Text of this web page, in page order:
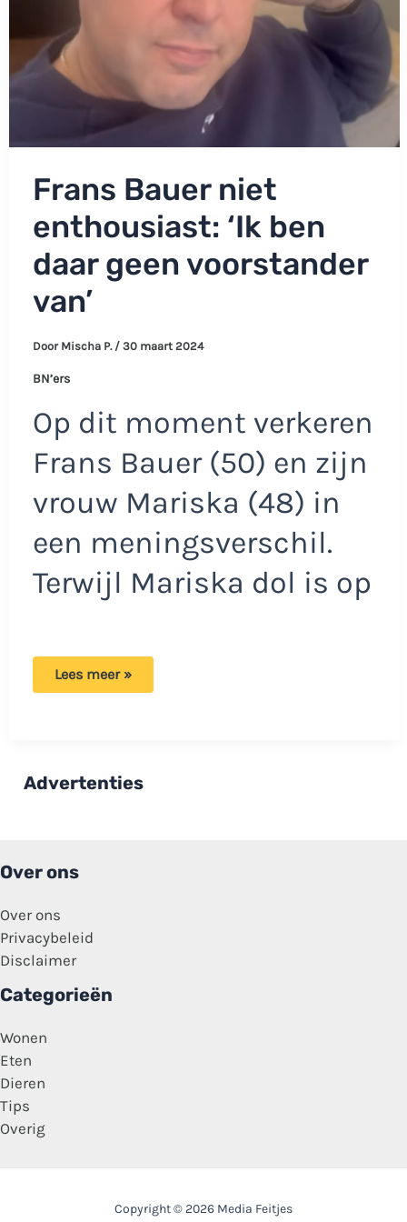
Frans Bauer niet
enthousiast: ‘Ik ben
daar geen voorstander
van’
Door Mischa P. / 30 maart 2024
BN’ers
Op dit moment verkeren
Frans Bauer (50) en zijn
vrouw Mariska (48) in
een meningsverschil.
Terwijl Mariska dol is op
Frans
geen
voorstander
Lees meer »
Advertenties
Over ons
Over ons
Privacybeleid
Disclaimer
Categorieën
Wonen
Eten
Dieren
Tips
Overig
Copyright © 2026 Media Feitjes